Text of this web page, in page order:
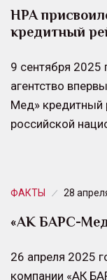
НРА
кредитный
9 сентября 2025
агентство
Мед» кредитный
российской
ФАКТЫ 28
«АК БАРС-
26 апреля 2025
компании «АК